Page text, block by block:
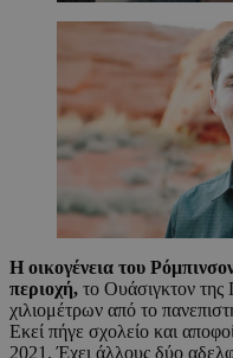
Η οικογένεια του
περιοχή, το Ουάσιγκτον
χιλιομέτρων από το
Εκεί πήγε σχολείο και
2021. Έχει άλλους δύο